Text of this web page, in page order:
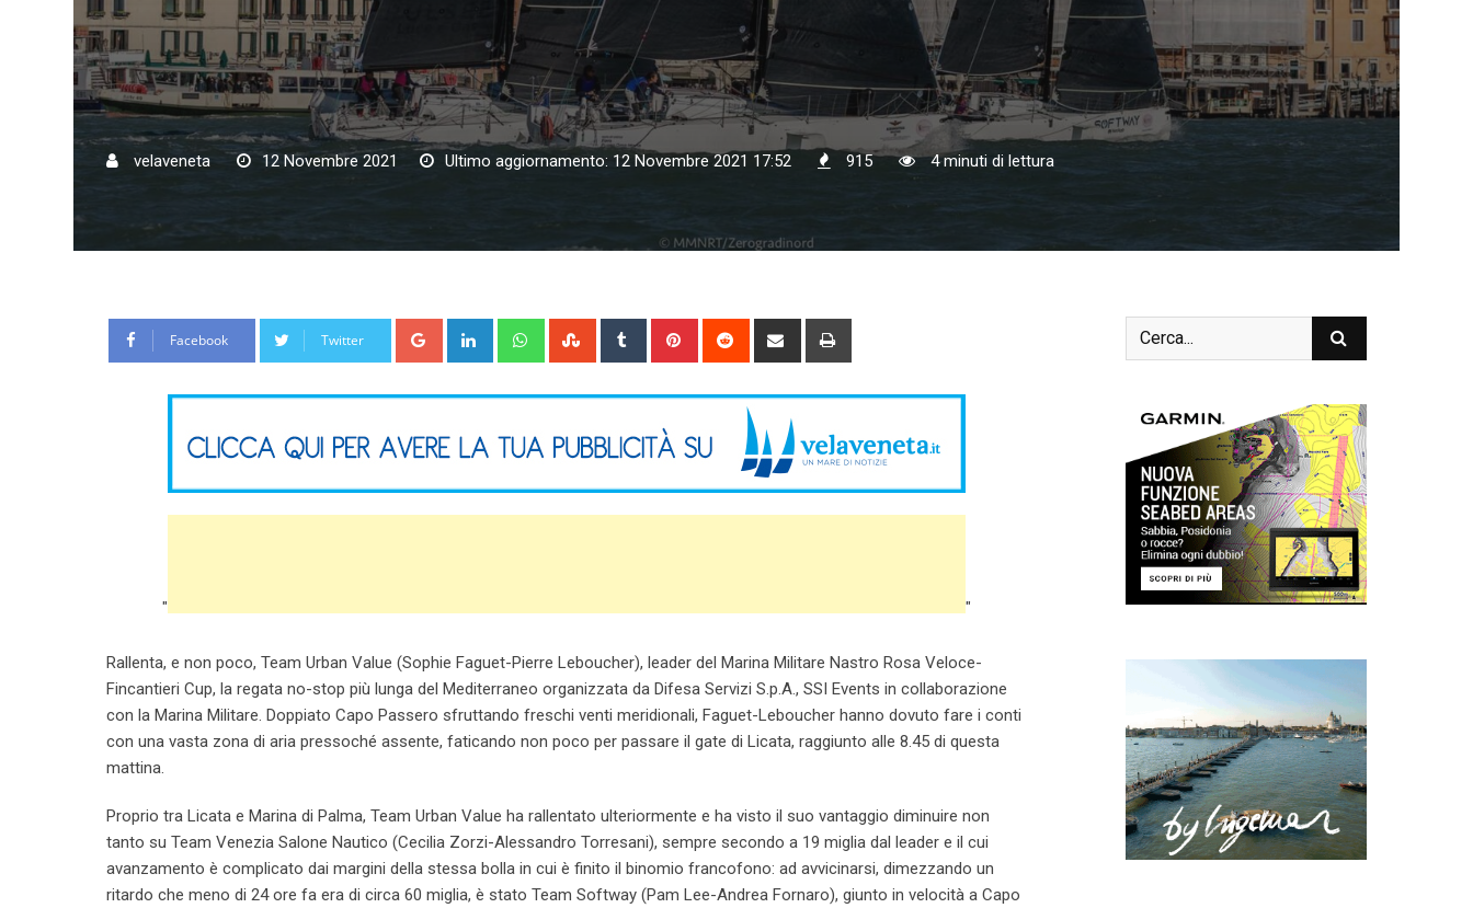
velaveneta 12 Novembre 2021 Ultimo aggiornamento: 12 Novembre 2021 17:52 915 4 minuti di lettura
Facebook Twitter Google+ LinkedIn WhatsappStumbleUpon
Tumblr Pinterest Reddit
Share
" "
Rallenta, e non poco, Team Urban Value (Sophie Faguet-Pierre Leboucher), leader del Marina Militare Nastro Rosa Veloce-
Fincantieri Cup, la regata no-stop più lunga del Mediterraneo organizzata da Difesa Servizi S.p.A., SSI Events in collaborazione
con la Marina Militare. Doppiato Capo Passero sfruttando freschi venti meridionali, Faguet-Leboucher hanno dovuto fare i conti
con una vasta zona di aria pressoché assente, faticando non poco per passare il gate di Licata, raggiunto alle 8.45 di questa
mattina.
Proprio tra Licata e Marina di Palma, Team Urban Value ha rallentato ulteriormente e ha visto il suo vantaggio diminuire non
tanto su Team Venezia Salone Nautico (Cecilia Zorzi-Alessandro Torresani), sempre secondo a 19 miglia dal leader e il cui
avanzamento è complicato dai margini della stessa bolla in cui è finito il binomio francofono: ad avvicinarsi, dimezzando un
ritardo che meno di 24 ore fa era di circa 60 miglia, è stato Team Softway (Pam Lee-Andrea Fornaro), giunto in velocità a Capo